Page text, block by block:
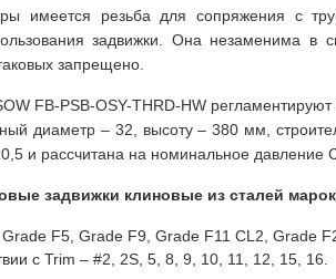
имеется резьба для сопряжения с
задвижки. Она незаменима
запрещено.
FB-PSB-OSY-THRD-HW
диаметр – 32, высоту – 380 мм,
и рассчитана на номинальное давление
задвижки клиновые из сталей
F5, Grade F9, Grade F11 CL2, Grade
с Trim – #2, 2S, 5, 8, 9, 10, 11, 12, 15, 16.